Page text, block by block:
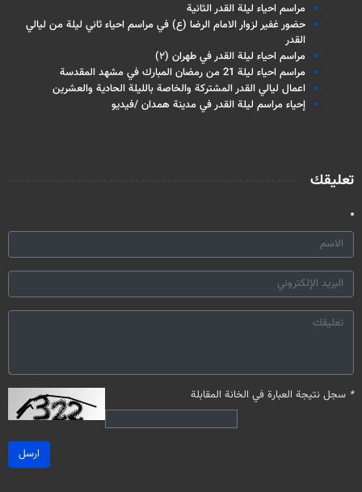
مراسم احياء ليلة القدر الثانية
حضور غفير لزوار الامام الرضا (ع) في مراسم احياء ثاني ليلة من ليالي
القدر
مراسم احياء ليلة القدر في طهران (۲)
مراسم احياء ليلة 21 من رمضان المبارك في مشهد المقدسة
اعمال ليالي القدر المشتركة والخاصة بالليلة الحادية والعشرين
إحياء مراسم ليلة القدر في مدينة همدان /فيديو
تعليقك
* سجل نتيجة العبارة في الخانة المقابلة
ارسل